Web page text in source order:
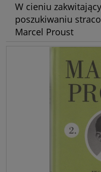
W cieniu
poszukiwaniu
Marcel Proust